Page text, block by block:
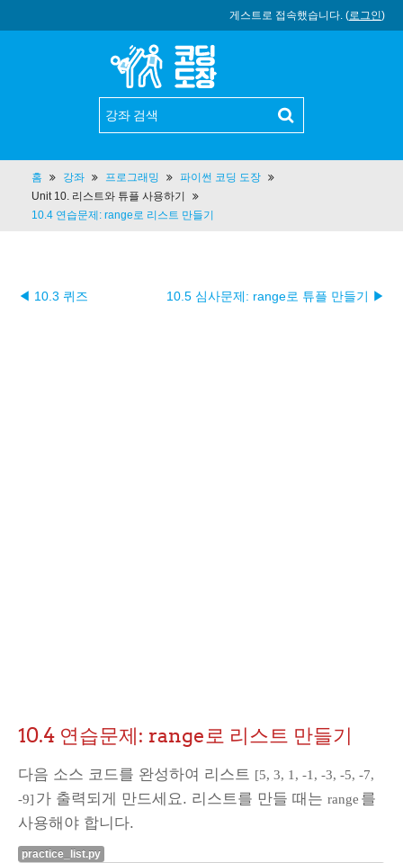
게스트로 접속했습니다. (로그인)
홈 강좌 프로그래밍
파이썬 코딩 도장
Unit 10. 리스트와 튜플 사용하기
10.4 연습문제: range로 리스트 만들기
◀ 10.3 퀴즈 10.5 심사문제: range로 튜플 만들기 ▶︎
10.4 연습문제: range로 리스트 만들기
다음 소스 코드를 완성하여 리스트 [5, 3, 1, -1, -3, -5, -7,
-9] 가 출력되게 만드세요. 리스트를 만들 때는 range 를
사용해야 합니다.
practice_list.py